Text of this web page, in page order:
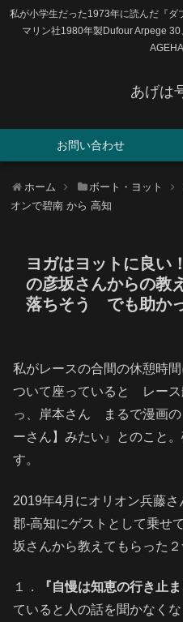
私が小学生だった1973年に読んだ『ダ
マリン社1980年製Dufour Arpege
AGEHA
あげは
お問い合わせ
ホーム ボート・ヨット
オンで碧南 から 高知
ヨガはヨットに良
の彦坂さんからの
落ちそう でも助か
私がレースの合間の休憩時
ついて座っていると レース
っ、岸本さん まるで漫画
ーさん】みたい』とのこと
す。
2019年4月にオリオン兵藤
郡-高知にゲストとして乗せ
坂さんから教えてもらった２
１． 『自慢は知恵の行き止ま
ていると人の話を聞かなく